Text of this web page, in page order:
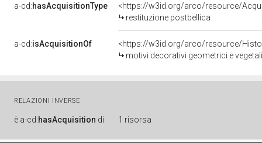
a-cd:hasAcquisitionType
<https://w3id.org/arco/resource/
restituzione postbellica
a-cd:isAcquisitionOf
<https://w3id.org/arco/resource/
motivi decorativi geometrici e
RELAZIONI INVERSE
è a-cd:hasAcquisition di 1 risorsa